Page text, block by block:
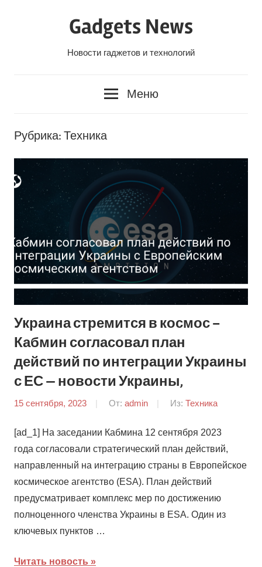
Gadgets News
Новости гаджетов и технологий
Меню
Рубрика: Техника
Украина стремится в космос –
Кабмин согласовал план
действий по интеграции Украины
с ЕС — новости Украины,
15 сентября, 2023 От: admin Из: Техника
[ad_1] На заседании Кабмина 12 сентября 2023
года согласовали стратегический план действий,
направленный на интеграцию страны в Европейское
космическое агентство (ESA). План действий
предусматривает комплекс мер по достижению
полноценного членства Украины в ESA. Один из
ключевых пунктов …
Читать новость